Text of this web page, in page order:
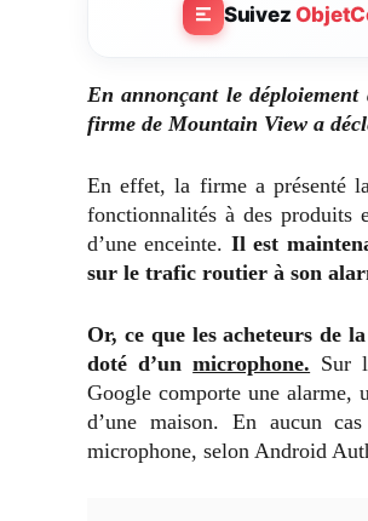
Suivez
En annonçant le déploiement
firme de Mountain View a
En effet, la firme a présenté
fonctionnalités à des produits
d’une enceinte. Il est
sur le trafic routier à son
Or, ce que les acheteurs de
doté d’unmicrophone. Sur
Google comporte une alarme,
d’une maison. En aucun
microphone, selon Android